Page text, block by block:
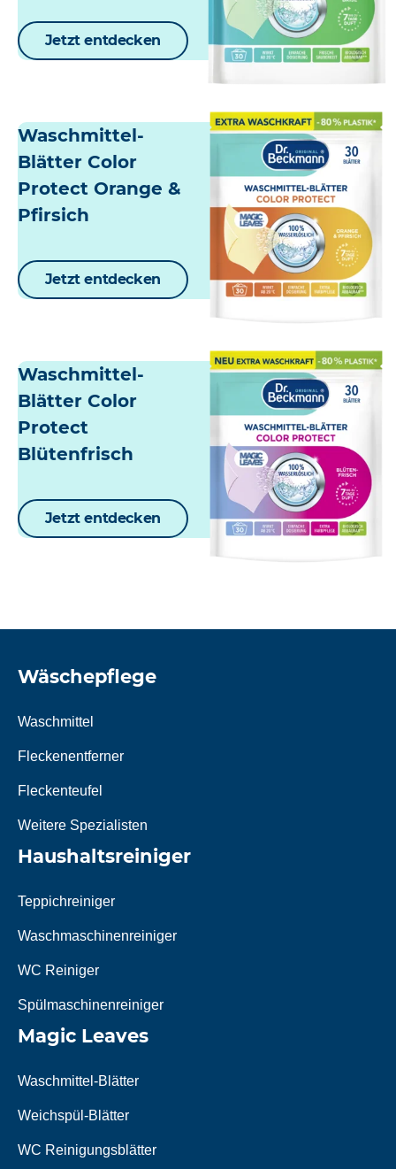
Jetzt entdecken
Waschmittel-
Blätter Color
Protect Orange &
Pfirsich
Jetzt entdecken
Waschmittel-
Blätter Color
Protect
Blütenfrisch
Jetzt entdecken
Wäschepflege
Waschmittel
Fleckenentferner
Fleckenteufel
Weitere Spezialisten
Haushaltsreiniger
Teppichreiniger
Waschmaschinenreiniger
WC Reiniger
Spülmaschinenreiniger
Magic Leaves
Waschmittel-Blätter
Weichspül-Blätter
WC Reinigungsblätter